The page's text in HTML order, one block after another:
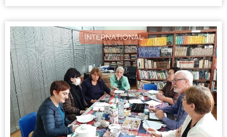
INTERNATIONAL